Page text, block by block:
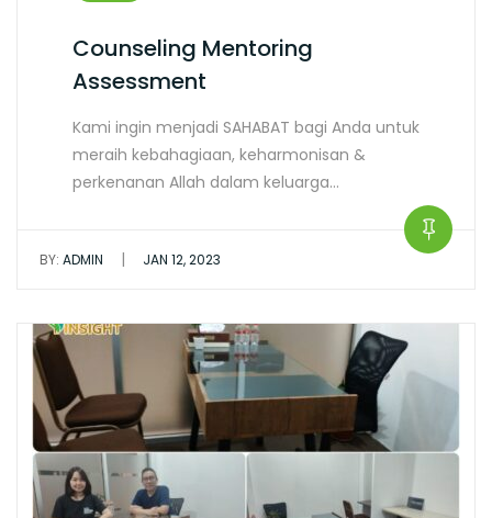
Counseling Mentoring
Assessment
Kami ingin menjadi SAHABAT bagi Anda untuk
meraih kebahagiaan, keharmonisan &
perkenanan Allah dalam keluarga…
BY: ADMIN | JAN 12, 2023